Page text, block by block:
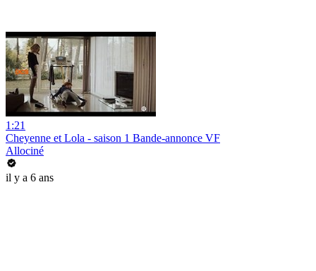
1:21
Cheyenne et Lola - saison 1 Bande-annonce VF
Allociné
il y a 6 ans